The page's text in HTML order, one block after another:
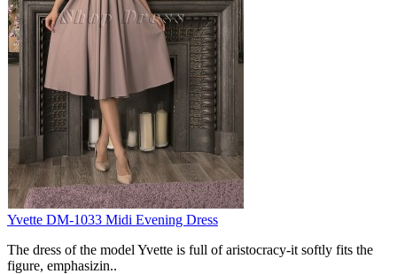
Yvette DM-1033 Midi Evening Dress
The dress of the model Yvette is full of aristocracy-it softly fits the
figure, emphasizin..